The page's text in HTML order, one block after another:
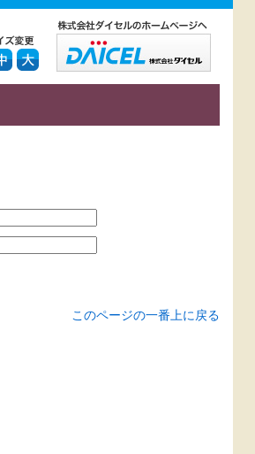
このページの一番上に戻る